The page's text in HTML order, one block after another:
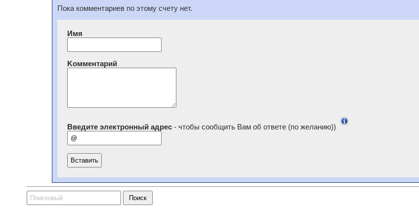
Пока комментариев по этому счету нет.
Имя
Kомментарий
Введите электронный адрес- чтобы сообщить Вам об ответе (по желанию))